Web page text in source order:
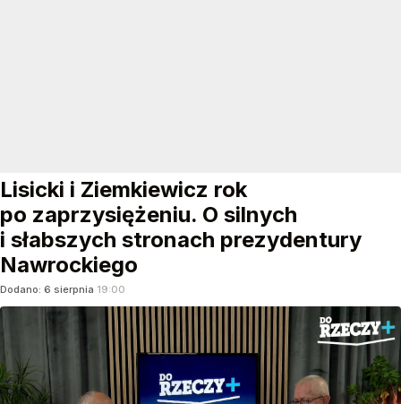
Lisicki i Ziemkiewicz rok
po zaprzysiężeniu. O silnych
i słabszych stronach prezydentury
Nawrockiego
Dodano: 6 sierpnia 19:00